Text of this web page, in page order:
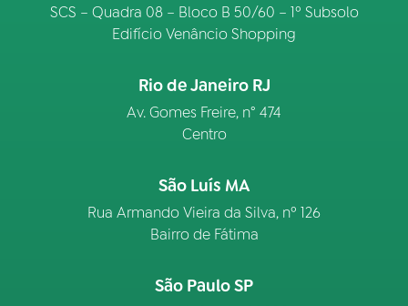
SCS – Quadra 08 – Bloco B 50/60 – 1º Subsolo
Edifício Venâncio Shopping
Rio de Janeiro RJ
Av. Gomes Freire, n° 474
Centro
São Luís MA
Rua Armando Vieira da Silva, nº 126
Bairro de Fátima
São Paulo SP